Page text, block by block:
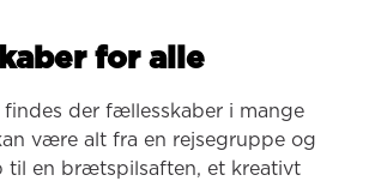
for alle
der fællesskaber i mange
være alt fra en rejsegruppe og
til en brætspilsaften, et kreativt